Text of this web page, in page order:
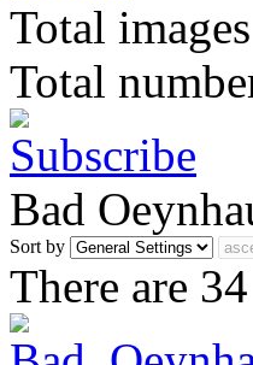
Total
Total
Bad
Sort by
There are